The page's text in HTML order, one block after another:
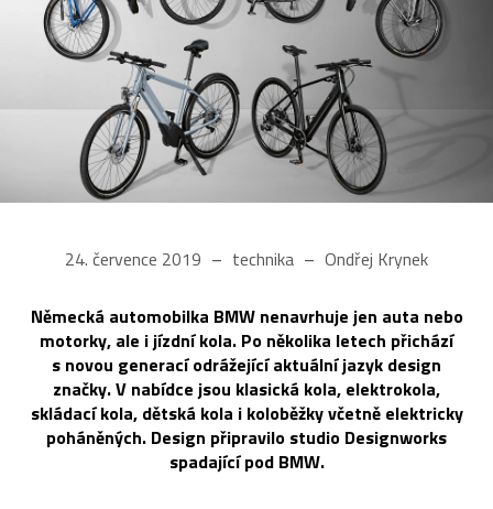
24. července 2019 technika Ondřej Krynek
Německá automobilka BMW nenavrhuje jen auta nebo
motorky, ale i jízdní kola. Po několika letech přichází
s novou generací odrážející aktuální jazyk design
značky. V nabídce jsou klasická kola, elektrokola,
skládací kola, dětská kola i koloběžky včetně elektricky
poháněných. Design připravilo studio Designworks
spadající pod BMW.